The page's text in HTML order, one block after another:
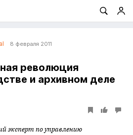
8 февраля 2011
революция
и архивном деле
эксперт по управлению